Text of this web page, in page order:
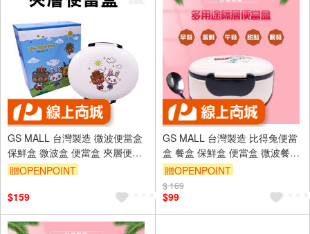
GS MALL 台灣製造 微波便當盒
保鮮盒 微波盒 便當盒 夾層便當
盒 微波便當盒 收納盒
贈OPENPOINT
$159
GS MALL 台灣製造 比得兔便當
盒 餐盒 保鮮盒 便當盒 微波餐盒
餐碗 比得兔便當盒 比得兔 隔層
便當盒
贈OPENPOINT
$ 169
$99